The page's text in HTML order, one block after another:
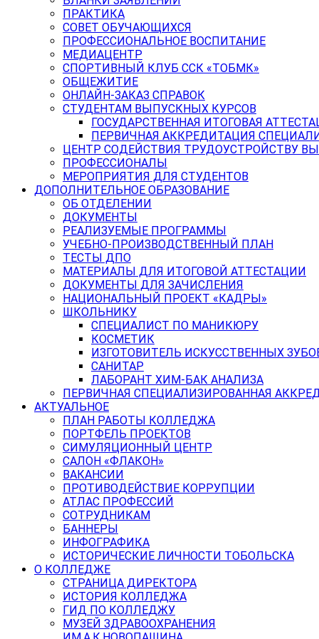
ПРАКТИКА
СОВЕТ ОБУЧАЮЩИХСЯ
ПРОФЕССИОНАЛЬНОЕ ВОСПИТАНИЕ
МЕДИАЦЕНТР
СПОРТИВНЫЙ КЛУБ ССК «ТОБМК»
ОБЩЕЖИТИЕ
ОНЛАЙН-ЗАКАЗ СПРАВОК
СТУДЕНТАМ ВЫПУСКНЫХ КУРСОВ
ГОСУДАРСТВЕННАЯ ИТОГОВАЯ
ПЕРВИЧНАЯ АККРЕДИТАЦИЯ
ЦЕНТР СОДЕЙСТВИЯ ТРУДОУСТРОЙСТВУ
ПРОФЕССИОНАЛЫ
МЕРОПРИЯТИЯ ДЛЯ СТУДЕНТОВ
ДОПОЛНИТЕЛЬНОЕ ОБРАЗОВАНИЕ
ОБ ОТДЕЛЕНИИ
ДОКУМЕНТЫ
РЕАЛИЗУЕМЫЕ ПРОГРАММЫ
УЧЕБНО-ПРОИЗВОДСТВЕННЫЙ ПЛАН
ТЕСТЫ ДПО
МАТЕРИАЛЫ ДЛЯ ИТОГОВОЙ АТТЕСТАЦИИ
ДОКУМЕНТЫ ДЛЯ ЗАЧИСЛЕНИЯ
НАЦИОНАЛЬНЫЙ ПРОЕКТ «КАДРЫ»
ШКОЛЬНИКУ
СПЕЦИАЛИСТ ПО МАНИКЮРУ
КОСМЕТИК
ИЗГОТОВИТЕЛЬ ИСКУССТВЕННЫХ
САНИТАР
ЛАБОРАНТ ХИМ-БАК АНАЛИЗА
ПЕРВИЧНАЯ СПЕЦИАЛИЗИРОВАННАЯ
АКТУАЛЬНОЕ
ПЛАН РАБОТЫ КОЛЛЕДЖА
ПОРТФЕЛЬ ПРОЕКТОВ
СИМУЛЯЦИОННЫЙ ЦЕНТР
САЛОН «ФЛАКОН»
ВАКАНСИИ
ПРОТИВОДЕЙСТВИЕ КОРРУПЦИИ
АТЛАС ПРОФЕССИЙ
СОТРУДНИКАМ
БАННЕРЫ
ИНФОГРАФИКА
ИСТОРИЧЕСКИЕ ЛИЧНОСТИ ТОБОЛЬСКА
О КОЛЛЕДЖЕ
СТРАНИЦА ДИРЕКТОРА
ИСТОРИЯ КОЛЛЕДЖА
ГИД ПО КОЛЛЕДЖУ
МУЗЕЙ ЗДРАВООХРАНЕНИЯ